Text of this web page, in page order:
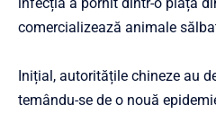
comercializează animale
Inițial, autoritățile chineze au
temându-se de o nouă